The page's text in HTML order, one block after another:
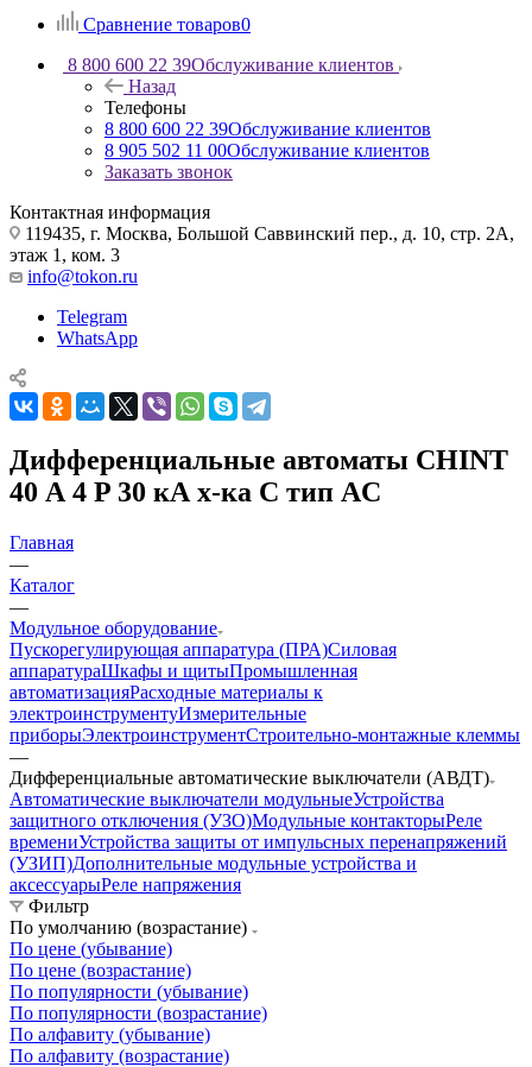
Сравнение товаров0
8 800 600 22 39Обслуживание клиентов
Назад
Телефоны
8 800 600 22 39Обслуживание клиентов
8 905 502 11 00Обслуживание клиентов
Заказать звонок
Контактная информация
119435, г. Москва, Большой Саввинский пер., д. 10, стр. 2А,
этаж 1, ком. 3
info@tokon.ru
Telegram
WhatsApp
Дифференциальные автоматы CHINT
40 А 4 P 30 кА х-ка C тип AC
Главная
—
Каталог
—
Модульное оборудование
Пускорегулирующая аппаратура (ПРА)Силовая
аппаратураШкафы и щитыПромышленная
автоматизацияРасходные материалы к
электроинструментуИзмерительные
приборыЭлектроинструментСтроительно-монтажные клеммы
—
Дифференциальные автоматические выключатели (АВДТ)
Автоматические выключатели модульныеУстройства
защитного отключения (УЗО)Модульные контакторыРеле
времениУстройства защиты от импульсных перенапряжений
(УЗИП)Дополнительные модульные устройства и
аксессуарыРеле напряжения
Фильтр
По умолчанию (возрастание)
По цене (убывание)
По цене (возрастание)
По популярности (убывание)
По популярности (возрастание)
По алфавиту (убывание)
По алфавиту (возрастание)